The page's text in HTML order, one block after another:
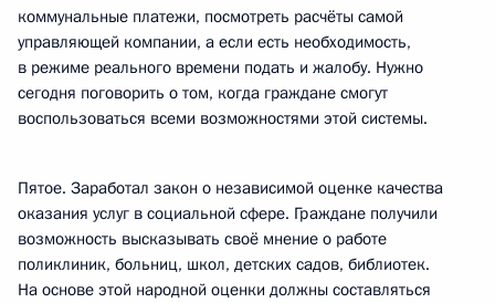
коммунальные платежи, посмотреть расчёты самой
управляющей компании, а если есть необходимость,
в режиме реального времени подать и жалобу. Нужно
сегодня поговорить о том, когда граждане смогут
воспользоваться всеми возможностями этой системы.
Пятое. Заработал закон о независимой оценке качества
оказания услуг в социальной сфере. Граждане получили
возможность высказывать своё мнение о работе
поликлиник, больниц, школ, детских садов, библиотек.
На основе этой народной оценки должны составляться